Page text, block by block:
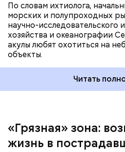
По словам ихтиолога,
морских и полупроходных
научно-исследовательского
хозяйства и океанографии
акулы любят охотиться на
объекты.
Читать
«Грязная» зона:
жизнь в
Так как расстояния большие,
группы преодолевают первые
гидом.
— Ко всем этим рейтингам и
относиться скептически,
экспертов, заключения,
ангажированы. Такие
— пояснил эксперт.